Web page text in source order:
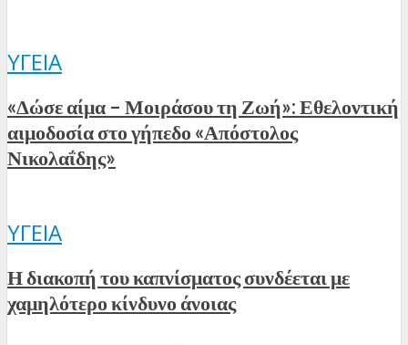
ΥΓΕΊΑ
«Δώσε αίμα – Μοιράσου τη Ζωή»: Εθελοντική
αιμοδοσία στο γήπεδο «Απόστολος
Νικολαΐδης»
ΥΓΕΊΑ
Η διακοπή του καπνίσματος συνδέεται με
χαμηλότερο κίνδυνο άνοιας